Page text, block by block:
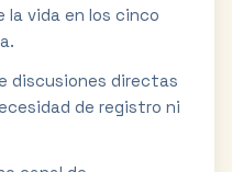
la vida en los cinco
discusiones directas
de registro ni